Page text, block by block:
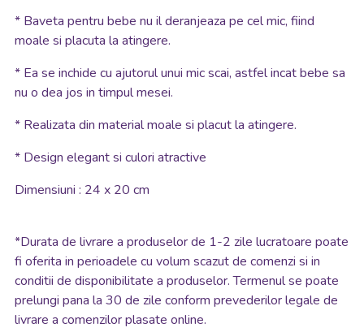
* Baveta pentru bebe nu il deranjeaza pe cel mic, fiind
moale si placuta la atingere.
* Ea se inchide cu ajutorul unui mic scai, astfel incat bebe sa
nu o dea jos in timpul mesei.
* Realizata din material moale si placut la atingere.
* Design elegant si culori atractive
Dimensiuni : 24 x 20 cm
*Durata de livrare a produselor de 1-2 zile lucratoare poate
fi oferita in perioadele cu volum scazut de comenzi si in
conditii de disponibilitate a produselor. Termenul se poate
prelungi pana la 30 de zile conform prevederilor legale de
livrare a comenzilor plasate online.